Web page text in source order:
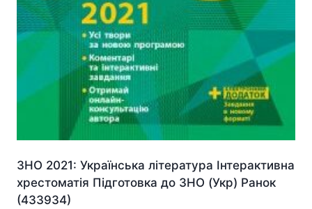
ЗНО 2021: Українська література Інтерактивна
хрестоматія Підготовка до ЗНО (Укр) Ранок
(433934)